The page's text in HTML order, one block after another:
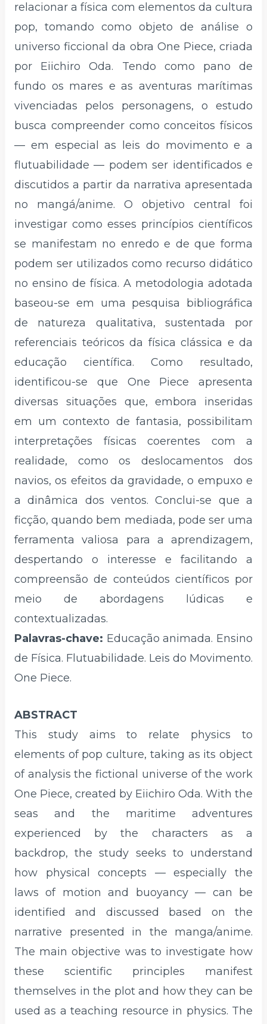
relacionar a física com elementos da cultura
pop, tomando como objeto de análise o
universo ficcional da obra One Piece, criada
por Eiichiro Oda. Tendo como pano de
fundo os mares e as aventuras marítimas
vivenciadas pelos personagens, o estudo
busca compreender como conceitos físicos
— em especial as leis do movimento e a
flutuabilidade — podem ser identificados e
discutidos a partir da narrativa apresentada
no mangá/anime. O objetivo central foi
investigar como esses princípios científicos
se manifestam no enredo e de que forma
podem ser utilizados como recurso didático
no ensino de física. A metodologia adotada
baseou-se em uma pesquisa bibliográfica
de natureza qualitativa, sustentada por
referenciais teóricos da física clássica e da
educação científica. Como resultado,
identificou-se que One Piece apresenta
diversas situações que, embora inseridas
em um contexto de fantasia, possibilitam
interpretações físicas coerentes com a
realidade, como os deslocamentos dos
navios, os efeitos da gravidade, o empuxo e
a dinâmica dos ventos. Conclui-se que a
ficção, quando bem mediada, pode ser uma
ferramenta valiosa para a aprendizagem,
despertando o interesse e facilitando a
compreensão de conteúdos científicos por
meio de abordagens lúdicas e
contextualizadas.
Palavras-chave: Educação animada. Ensino
de Física. Flutuabilidade. Leis do Movimento.
One Piece.
ABSTRACT
This study aims to relate physics to
elements of pop culture, taking as its object
of analysis the fictional universe of the work
One Piece, created by Eiichiro Oda. With the
seas and the maritime adventures
experienced by the characters as a
backdrop, the study seeks to understand
how physical concepts — especially the
laws of motion and buoyancy — can be
identified and discussed based on the
narrative presented in the manga/anime.
The main objective was to investigate how
these scientific principles manifest
themselves in the plot and how they can be
used as a teaching resource in physics. The